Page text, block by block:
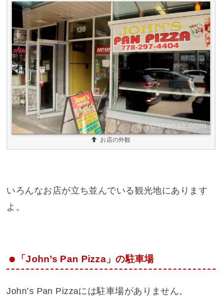
お店の外観
いろんなお店が立ち並んでいる観光地にあります
よ。
「John’s Pan Pizza」の駐車場
John’s Pan Pizzaには駐車場がありません。